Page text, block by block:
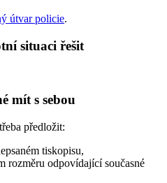
útvar policie.
situaci řešit
mít s sebou
předložit:
tiskopisu,
rozměru odpovídající současné